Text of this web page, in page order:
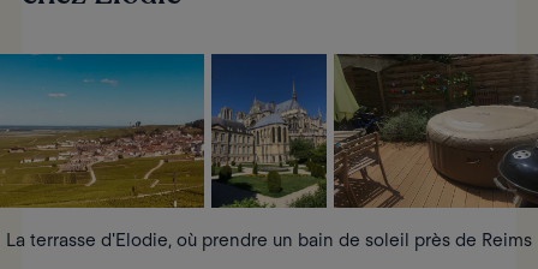
La terrasse d'Elodie, où prendre un bain de soleil près de Reims